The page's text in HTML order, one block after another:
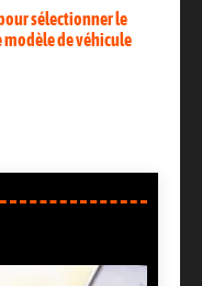
sélectionner le
de véhicule